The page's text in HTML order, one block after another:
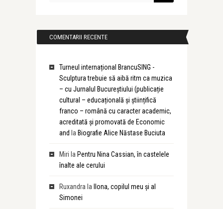
COMENTARII RECENTE
Turneul internațional BrancuSING -
Sculptura trebuie să aibă ritm ca muzica
– cu Jurnalul Bucureștiului (publicație
cultural – educațională și științifică
franco – română cu caracter academic,
acreditată și promovată de Economic
and la Biografie Alice Năstase Buciuta
Miri la Pentru Nina Cassian, în castelele
înalte ale cerului
Ruxandra la
Ilona, copilul meu și al
Simonei